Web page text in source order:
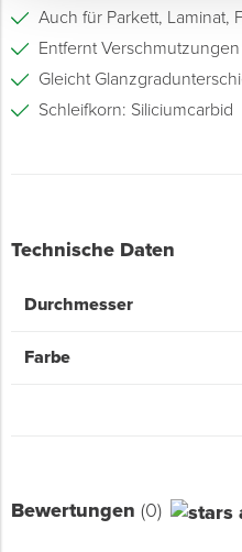
Auch für Parkett, Laminat,
Entfernt
Gleicht
Schleifkorn: Siliciumcarbid
Technische Daten
Durchmesser
Farbe
Bewertungen (0)